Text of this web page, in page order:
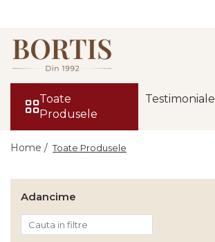
Toate Produsele
Fotolii balansoar/relaxante
Canapele
Fotolii
Toate
Produsele
Testimoniale
Home / Toate Produsele
Adancime